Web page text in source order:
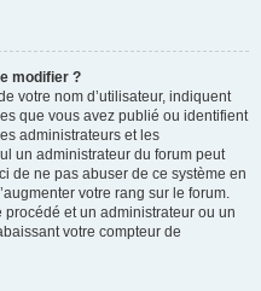
modifier ?
votre nom d’utilisateur, indiquent
que vous avez publié ou identifient
administrateurs et les
un administrateur du forum peut
de ne pas abuser de ce système en
votre rang sur le forum.
et un administrateur ou un
votre compteur de